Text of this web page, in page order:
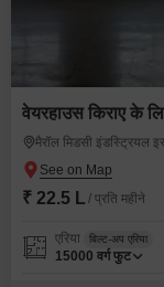
वेयरहाउस किराए के
मैरॉल मिडसी इंडस्ट्रियल
₹ 22.5 L / प्रति महीने
एरिया बिल्ट-अप एरिया
15000 वर्ग फुट